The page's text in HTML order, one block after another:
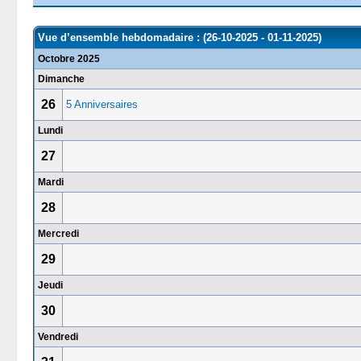
Vue d’ensemble hebdomadaire : (26-10-2025 - 01-11-2025)
Octobre 2025
Dimanche
26 5 Anniversaires
Lundi
27
Mardi
28
Mercredi
29
Jeudi
30
Vendredi